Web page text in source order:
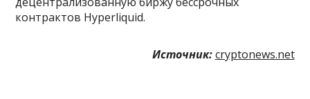
контрактов Hyperliquid.
Источник: cryptonews.net